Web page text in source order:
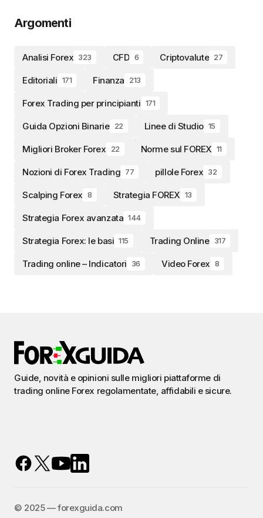
Argomenti
Analisi Forex 323 CFD 6 Criptovalute 27
Editoriali 171 Finanza 213
Forex Trading per principianti 171
Guida Opzioni Binarie 22 Linee di Studio 15
Migliori Broker Forex 22 Norme sul FOREX 11
Nozioni di Forex Trading 77 pillole Forex 32
Scalping Forex 8 Strategia FOREX 13
Strategia Forex avanzata 144
Strategia Forex: le basi 115 Trading Online 317
Trading online – Indicatori 36 Video Forex 8
Guide, novità e opinioni sulle migliori piattaforme di
trading online Forex regolamentate, affidabili e sicure.
©️ 2025 — forexguida.com